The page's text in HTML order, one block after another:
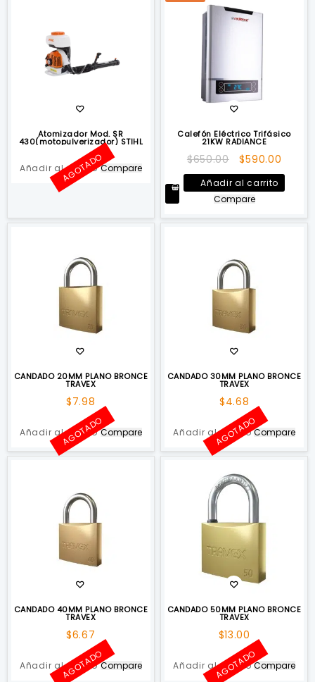
Atomizador Mod. SR
430(motopulverizador) STIHL
Añadir al carrito
AGOTADOCompare
Calefón Eléctrico Trifásico
21KW RADIANCE
$650.00
El
precio
original
era:
$650.00.
$590.00
precio
actual
Añadir al carrito
Compare
CANDADO 20MM PLANO BRONCE
TRAVEX
$7.98
Añadir al carrito
AGOTADOCompare
CANDADO 30MM PLANO BRONCE
TRAVEX
$4.68
Añadir al carrito
AGOTADOCompare
CANDADO 40MM PLANO BRONCE
TRAVEX
$6.67
Añadir al carrito
AGOTADOCompare
CANDADO 50MM PLANO BRONCE
TRAVEX
$13.00
Añadir al carrito
AGOTADOCompare